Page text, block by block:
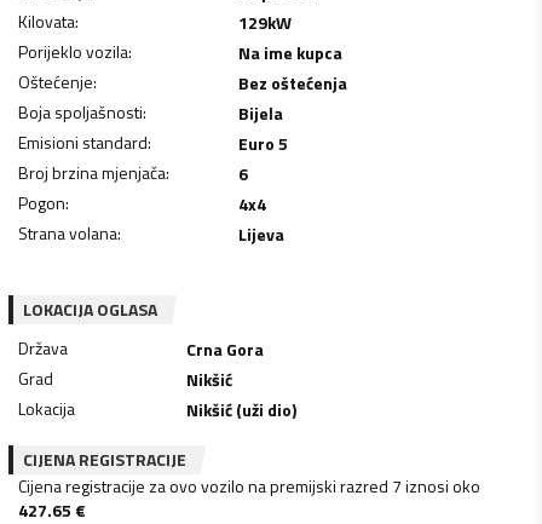
Kilovata: 129kW
Porijeklo vozila:
Na ime kupca
Oštećenje:
Bez oštećenja
Boja spoljašnosti:
Bijela
Emisioni standard:
Euro 5
Broj brzina mjenjača:
6
Pogon:
4x4
Strana volana: Lijeva
LOKACIJA OGLASA
Država
Crna Gora
Grad
Nikšić
Lokacija
Nikšić (uži dio)
CIJENA REGISTRACIJE
Cijena registracije za ovo vozilo na premijski razred 7 iznosi oko
427.65 €